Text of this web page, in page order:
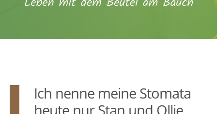
Ich nenne meine Stomata
heute nur Stan und Ollie